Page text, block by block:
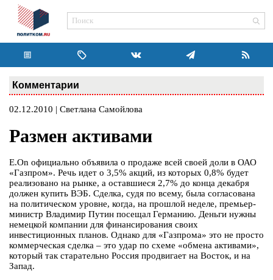
Комментарии
02.12.2010 | Светлана Самойлова
Размен активами
E.On официально объявила о продаже всей своей доли в ОАО
«Газпром». Речь идет о 3,5% акций, из которых 0,8% будет
реализовано на рынке, а оставшиеся 2,7% до конца декабря
должен купить ВЭБ. Сделка, судя по всему, была согласована
на политическом уровне, когда, на прошлой неделе, премьер-
министр Владимир Путин посещал Германию. Деньги нужны
немецкой компании для финансирования своих
инвестиционных планов. Однако для «Газпрома» это не просто
коммерческая сделка – это удар по схеме «обмена активами»,
который так старательно Россия продвигает на Восток, и на
Запад.